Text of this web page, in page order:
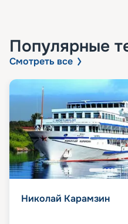
Популярные
Смотреть все
Николай Карамзин